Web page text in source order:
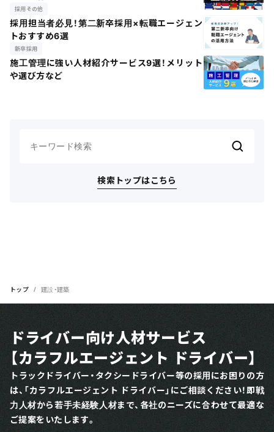
採用その他
採用担当者必見！第二新卒採用×転職エージェン
トおすすめ6選
新卒採用
施工管理に強い人材紹介サービス9選！メリット
や選び方など
検索トップはこちら
トップ 建設・建築
ドライバー向け人材サービス
【カラフルエージェント ドライバー】
トラックドライバー・タクシードライバー等の採用にお困りの方
は、「カラフルエージェント ドライバー」にご相談ください！即戦
力人材から若手未経験人材まで、各社のニーズに合わせて最適な
ご提案をいたします。